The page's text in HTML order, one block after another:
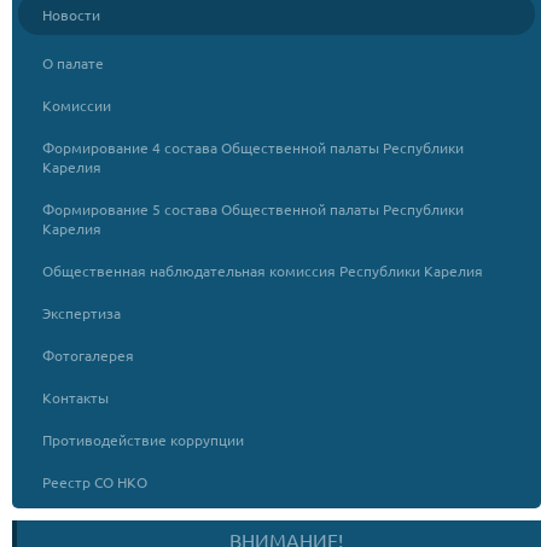
Новости
О палате
Комиссии
Формирование 4 состава Общественной палаты Республики
Карелия
Формирование 5 состава Общественной палаты Республики
Карелия
Общественная наблюдательная комиссия Республики Карелия
Экспертиза
Фотогалерея
Контакты
Противодействие коррупции
Реестр СО НКО
ВНИМАНИЕ!